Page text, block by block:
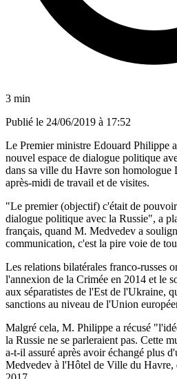
3 min
Publié le 24/06/2019 à 17:52
Le Premier ministre Edouard Philippe
nouvel espace de dialogue politique
dans sa ville du Havre son
après-midi de travail et de visites.
"Le premier (objectif) c'était de
dialogue politique avec la Russie", a
français, quand M. Medvedev a
communication, c'est la pire voie de
Les relations bilatérales franco-russes
l'annexion de la Crimée en 2014 et le
aux séparatistes de l'Est de l'Ukraine,
sanctions au niveau de l'Union
Malgré cela, M. Philippe a récusé
la Russie ne se parleraient pas. Cette
a-t-il assuré après avoir échangé plus
Medvedev à l'Hôtel de Ville du Havre,